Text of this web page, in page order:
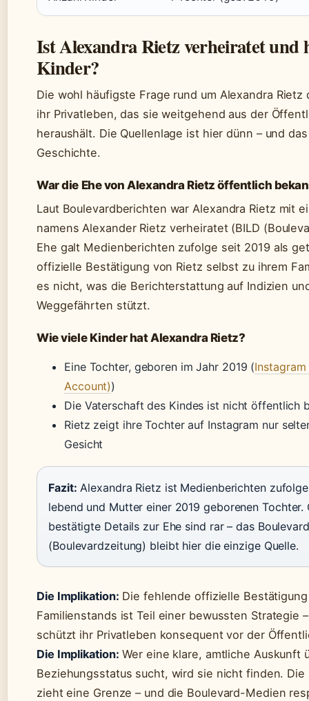
Ist Alexandra Rietz verheiratet und
Kinder?
Die wohl häufigste Frage rund um Alexandra Rietz
ihr Privatleben, das sie weitgehend aus der
heraushält. Die Quellenlage ist hier dünn – und
Geschichte.
War die Ehe von Alexandra Rietz öffentlich
Laut Boulevardberichten war Alexandra Rietz mit
namens Alexander Rietz verheiratet (BILD
Ehe galt Medienberichten zufolge seit 2019 als
offizielle Bestätigung von Rietz selbst zu ihrem
es nicht, was die Berichterstattung auf Indizien
Weggefährten stützt.
Wie viele Kinder hat Alexandra Rietz?
Eine Tochter, geboren im Jahr 2019 (
Account))
Die Vaterschaft des Kindes ist nicht öffentlich
Rietz zeigt ihre Tochter auf Instagram nur
Gesicht
Fazit: Alexandra Rietz ist Medienberichten
lebend und Mutter einer 2019 geborenen Tochter.
bestätigte Details zur Ehe sind rar – das
(Boulevardzeitung) bleibt hier die einzige Quelle.
Die Implikation: Die fehlende offizielle
Familienstands ist Teil einer bewussten Strategie
schützt ihr Privatleben konsequent vor der
Die Implikation: Wer eine klare, amtliche Auskunft
Beziehungsstatus sucht, wird sie nicht finden. Die
zieht eine Grenze – und die Boulevard-Medien